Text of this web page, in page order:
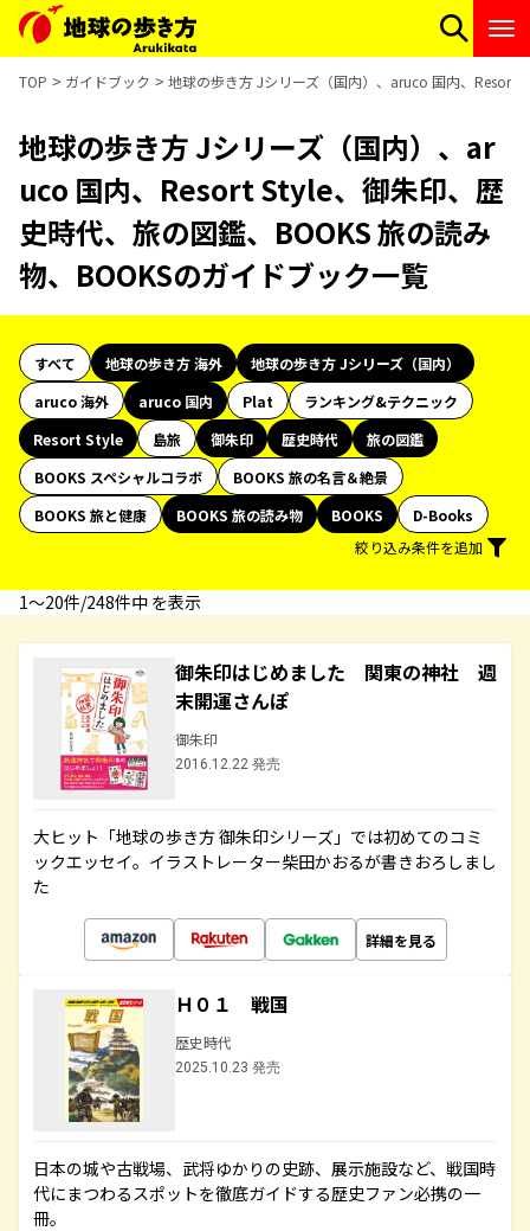
TOP ガイドブック 地球の歩き方 Jシリーズ（国内）、aruco 国内、Resort
地球の歩き方 Jシリーズ（国内）、ar
uco 国内、Resort Style、御朱印、歴
史時代、旅の図鑑、BOOKS 旅の読み
物、BOOKSのガイドブック一覧
すべて 地球の歩き方 海外
地球の歩き方 Jシリーズ（国内）
aruco 海外
aruco 国内 Plat
ランキング&テクニック
Resort Style
島旅 御朱印 歴史時代
旅の図鑑
BOOKS スペシャルコラボ
BOOKS 旅の名言＆絶景
BOOKS 旅と健康
BOOKS 旅の読み物 BOOKS
D-Books
絞り込み条件を追加
1〜20件/248件中 を表示
御朱印はじめました 関東の神社 週
末開運さんぽ
御朱印
2016.12.22 発売
大ヒット「地球の歩き方 御朱印シリーズ」では初めてのコミ
ックエッセイ。イラストレーター柴田かおるが書きおろしまし
た
詳細を見る
Ｈ０１ 戦国
歴史時代
2025.10.23 発売
日本の城や古戦場、武将ゆかりの史跡、展示施設など、戦国時
代にまつわるスポットを徹底ガイドする歴史ファン必携の一
冊。